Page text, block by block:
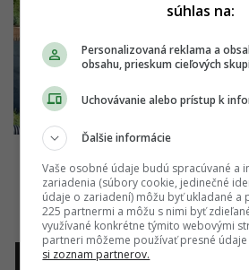
súhlas na:
Personalizovaná reklama a
obsahu, prieskum cieľových
Uchovávanie alebo prístup k
Ďalšie informácie
Vaše osobné údaje budú spracúvané a
zariadenia (súbory cookie, jedinečné
údaje o zariadení) môžu byť ukladané a
225 partnermi a môžu s nimi byť
využívané konkrétne týmito webovými
partneri môžeme používať presné
si zoznam partnerov.